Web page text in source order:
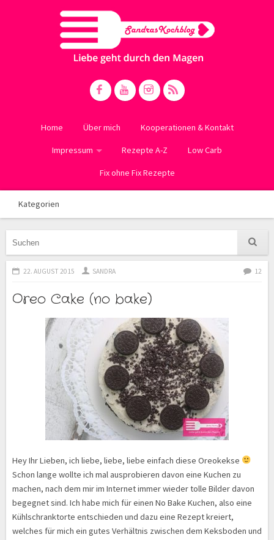
Home Über mich Kooperationen & Kontakt
Impressum Rezepte A-Z Low Carb
Fix ohne Fix Rezepte
Kategorien
22. AUGUST 2015 SANDRA 12
Oreo Cake (no bake)
Hey Ihr Lieben, ich liebe, liebe, liebe einfach diese Oreokekse
Schon lange wollte ich mal ausprobieren davon eine Kuchen zu
machen, nach dem mir im Internet immer wieder tolle Bilder davon
begegnet sind. Ich habe mich für einen No Bake Kuchen, also eine
Kühlschranktorte entschieden und dazu eine Rezept kreiert,
welches für mich ein gutes Verhältnis zwischen dem Keksboden und